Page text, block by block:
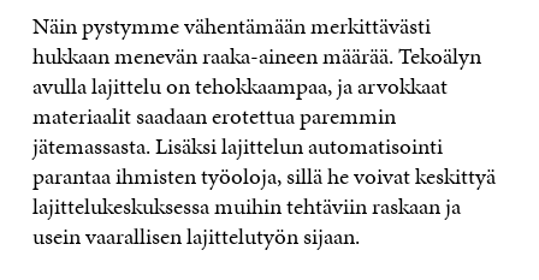
Näin pystymme vähentämään merkittävästi
hukkaan menevän raaka-aineen määrää. Tekoälyn
avulla lajittelu on tehokkaampaa, ja arvokkaat
materiaalit saadaan erotettua paremmin
jätemassasta. Lisäksi lajittelun automatisointi
parantaa ihmisten työoloja, sillä he voivat keskittyä
lajittelukeskuksessa muihin tehtäviin raskaan ja
usein vaarallisen lajittelutyön sijaan.